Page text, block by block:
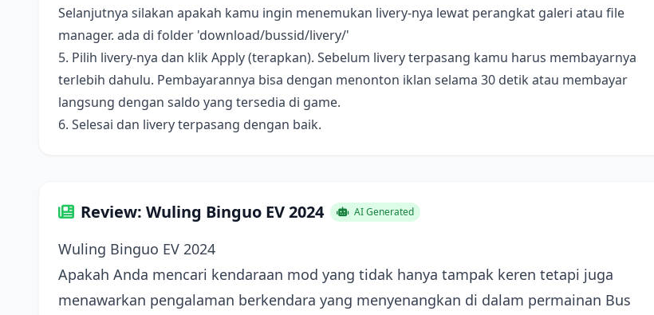
Selanjutnya silakan apakah kamu ingin menemukan livery-nya lewat perangkat galeri atau file
manager. ada di folder 'download/bussid/livery/'
5. Pilih livery-nya dan klik Apply (terapkan). Sebelum livery terpasang kamu harus membayarnya
terlebih dahulu. Pembayarannya bisa dengan menonton iklan selama 30 detik atau membayar
langsung dengan saldo yang tersedia di game.
6. Selesai dan livery terpasang dengan baik.
Review: Wuling Binguo EV 2024 AI Generated
Wuling Binguo EV 2024
Apakah Anda mencari kendaraan mod yang tidak hanya tampak keren tetapi juga
menawarkan pengalaman berkendara yang menyenangkan di dalam permainan Bus